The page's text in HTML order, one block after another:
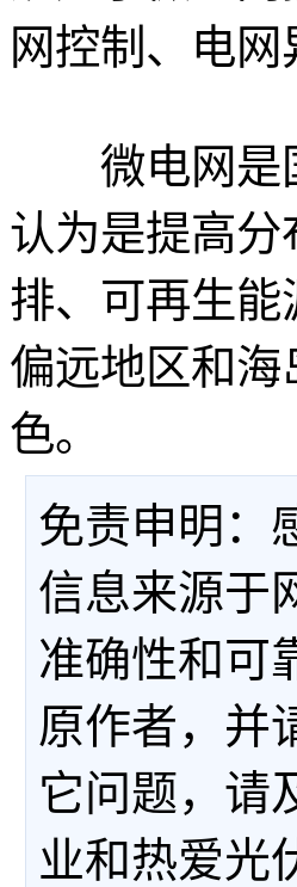
网控制、电
微电网是国
认为是提高
排、可再生
偏远地区和
色。
免责申明：
信息来源于
准确性和可
原作者，并
它问题，请
业和热爱光